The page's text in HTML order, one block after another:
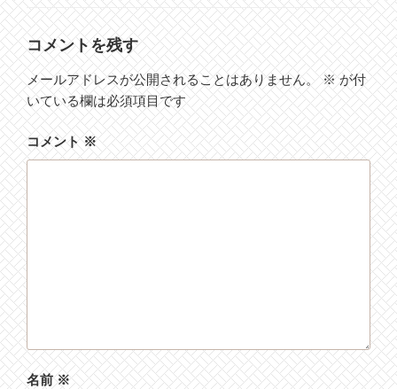
ゴ
リ
ー
コメントを残す
メールアドレスが公開されることはありません。 ※が付
いている欄は必須項目です
コメント※
名前※